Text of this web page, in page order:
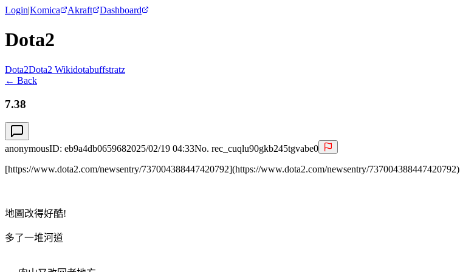
Login|Komica Akraft Dashboard
Dota2
Dota2Dota2 Wikidotabuffstratz
← Back
7.38
anonymousID: eb9a4db0659682025/02/19 04:33No. rec_cuqlu90gkb245tgvabe0
[https://www.dota2.com/newsentry/737004388447420792](https://www.dota2.com/newsentry/737004388447420792)
地圖改得好酷!
多了一堆河道